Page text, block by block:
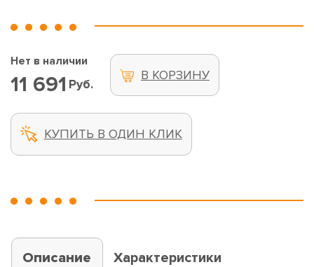
Нет в наличии
11 691 Руб.
В КОРЗИНУ
КУПИТЬ В ОДИН КЛИК
Описание
Характеристики